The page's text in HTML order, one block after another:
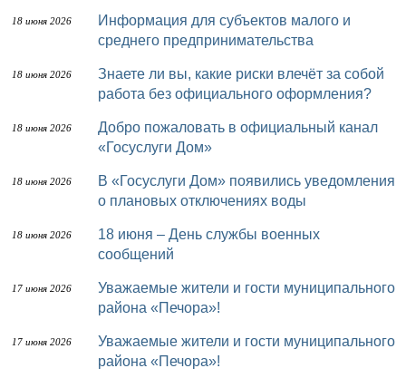
18 июня 2026
Информация для субъектов малого и
среднего предпринимательства
18 июня 2026
Знаете ли вы, какие риски влечёт за собой
работа без официального оформления?
18 июня 2026
Добро пожаловать в официальный канал
«Госуслуги Дом»
18 июня 2026
В «Госуслуги Дом» появились уведомления
о плановых отключениях воды
18 июня 2026
18 июня – День службы военных
сообщений
17 июня 2026
Уважаемые жители и гости муниципального
района «Печора»!
17 июня 2026
Уважаемые жители и гости муниципального
района «Печора»!